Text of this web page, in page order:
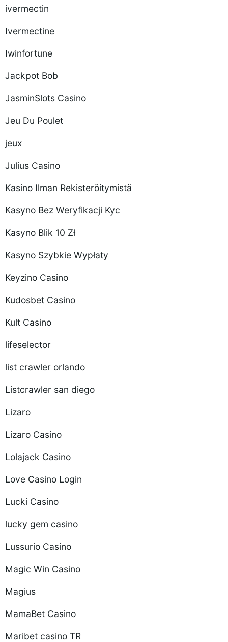
ivermectin
Ivermectine
Iwinfortune
Jackpot Bob
JasminSlots Casino
Jeu Du Poulet
jeux
Julius Casino
Kasino Ilman Rekisteröitymistä
Kasyno Bez Weryfikacji Kyc
Kasyno Blik 10 Zł
Kasyno Szybkie Wypłaty
Keyzino Casino
Kudosbet Casino
Kult Casino
lifeselector
list crawler orlando
Listcrawler san diego
Lizaro
Lizaro Casino
Lolajack Casino
Love Casino Login
Lucki Casino
lucky gem casino
Lussurio Casino
Magic Win Casino
Magius
MamaBet Casino
Maribet casino TR